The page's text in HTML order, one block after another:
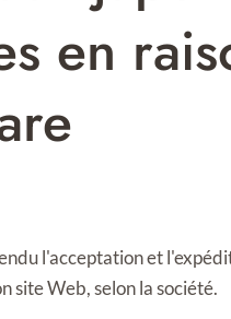
en
l'acceptation et
site Web, selon la société.